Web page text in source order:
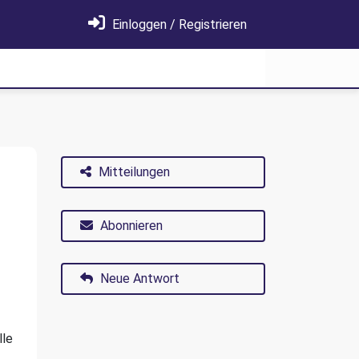
Einloggen / Registrieren
Mitteilungen
Abonnieren
Neue Antwort